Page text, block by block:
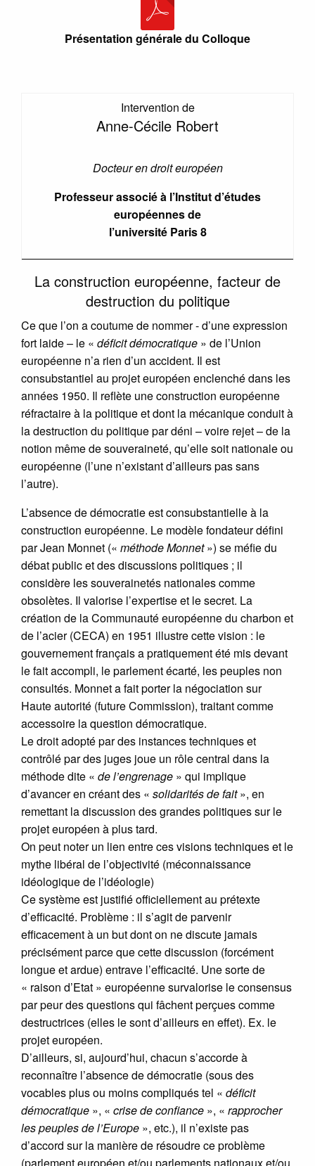
Présentation générale du Colloque
Intervention de
Anne-Cécile Robert
Docteur en droit européen
Professeur associé à l’Institut d’études
européennes de
l’université Paris 8
La construction européenne, facteur de
destruction du politique
Ce que l’on a coutume de nommer - d’une expression
fort laide – le « déficit démocratique » de l’Union
européenne n’a rien d’un accident. Il est
consubstantiel au projet européen enclenché dans les
années 1950. Il reflète une construction européenne
réfractaire à la politique et dont la mécanique conduit à
la destruction du politique par déni – voire rejet – de la
notion même de souveraineté, qu’elle soit nationale ou
européenne (l’une n’existant d’ailleurs pas sans
l’autre).
L’absence de démocratie est consubstantielle à la
construction européenne. Le modèle fondateur défini
par Jean Monnet (« méthode Monnet») se méfie du
débat public et des discussions politiques ; il
considère les souverainetés nationales comme
obsolètes. Il valorise l’expertise et le secret. La
création de la Communauté européenne du charbon et
de l’acier (CECA) en 1951 illustre cette vision : le
gouvernement français a pratiquement été mis devant
le fait accompli, le parlement écarté, les peuples non
consultés. Monnet a fait porter la négociation sur
Haute autorité (future Commission), traitant comme
accessoire la question démocratique.
Le droit adopté par des instances techniques et
contrôlé par des juges joue un rôle central dans la
méthode dite « de l’engrenage » qui implique
d’avancer en créant des « solidarités de fait», en
remettant la discussion des grandes politiques sur le
projet européen à plus tard.
On peut noter un lien entre ces visions techniques et le
mythe libéral de l’objectivité (méconnaissance
idéologique de l’idéologie)
Ce système est justifié officiellement au prétexte
d’efficacité. Problème : il s’agit de parvenir
efficacement à un but dont on ne discute jamais
précisément parce que cette discussion (forcément
longue et ardue) entrave l’efficacité. Une sorte de
« raison d’Etat » européenne survalorise le consensus
par peur des questions qui fâchent perçues comme
destructrices (elles le sont d’ailleurs en effet). Ex. le
projet européen.
D’ailleurs, si, aujourd’hui, chacun s’accorde à
reconnaître l’absence de démocratie (sous des
vocables plus ou moins compliqués tel « déficit
démocratique », « crise de confiance », « rapprocher
les peuples de l’Europe », etc.), il n’existe pas
d’accord sur la manière de résoudre ce problème
(parlement européen et/ou parlements nationaux et/ou